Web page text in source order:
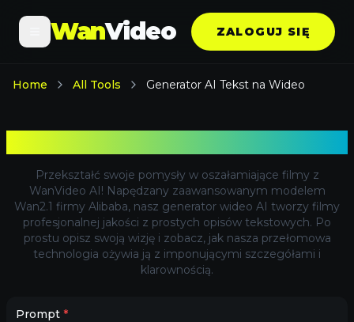
WanVideo ZALOGUJ SIĘ
Home All Tools Generator AI Tekst na Wideo
Przekształć swoje pomysły w oszałamiające filmy z
WanVideo AI! Napędzany zaawansowanym modelem
Wan2.1 firmy Alibaba, nasz generator wideo AI tworzy filmy
profesjonalnej jakości z prostych opisów tekstowych. Po
prostu opisz swoją wizję i zobacz, jak nasza przełomowa
technologia ożywia ją z imponującymi szczegółami i
klarownością.
Prompt *